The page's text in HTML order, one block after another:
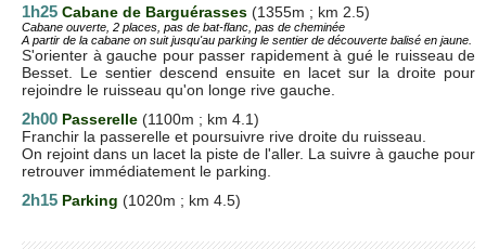
1h25 Cabane de Barguérasses (1355m ; km 2.5)
Cabane ouverte, 2 places, pas de bat-flanc, pas de cheminée
A partir de la cabane on suit jusqu'au parking le sentier de découverte balisé en jaune.
S'orienter à gauche pour passer rapidement à gué le ruisseau de
Besset. Le sentier descend ensuite en lacet sur la droite pour
rejoindre le ruisseau qu'on longe rive gauche.
2h00 Passerelle (1100m ; km 4.1)
Franchir la passerelle et poursuivre rive droite du ruisseau.
On rejoint dans un lacet la piste de l'aller. La suivre à gauche pour
retrouver immédiatement le parking.
2h15 Parking (1020m ; km 4.5)